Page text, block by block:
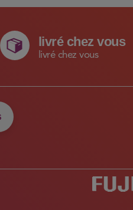
livré chez vous
livré chez vous